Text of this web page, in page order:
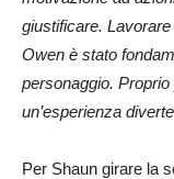
giustificare.
Owen è stato
personaggio.
un’esperienza
Per Shaun girare la